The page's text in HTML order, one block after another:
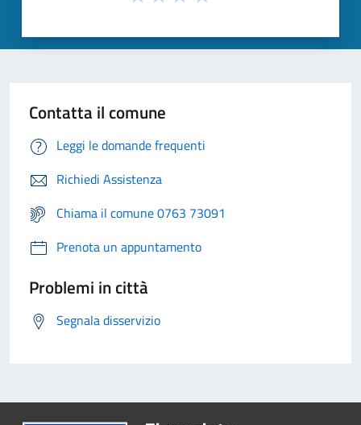
Contatta il comune
Leggi le domande frequenti
Richiedi Assistenza
Chiama il comune 0763 73091
Prenota un appuntamento
Problemi in città
Segnala disservizio